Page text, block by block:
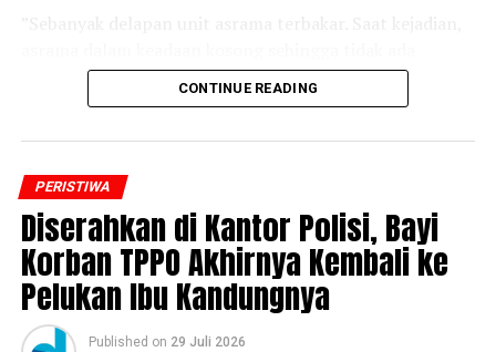
korban jiwa,” ujar Mustari.
pemadam bahkan harus menggunakan alat bantu
pernapasan (SCBA) saat melakukan pemadaman. Api
baru berhasil dijinakkan setelah lebih dari satu jam.
‎”Untuk penyebab kebakaran masih dalam penyelidikan
pihak kepolisian,” katanya.
CONTINUE READING
PERISTIWA
Diserahkan di Kantor Polisi, Bayi
Korban TPPO Akhirnya Kembali ke
Pelukan Ibu Kandungnya
Published on 29 Juli 2026